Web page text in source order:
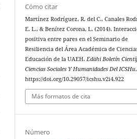
Cómo citar
Martínez Rodríguez, R. del C., Canales
E. L., & Benítez Corona, L. (2014).
positiva entre pares en el Seminario de
Resiliencia del Área Académica de
Educación de la UAEH. Edähi Boletín
Ciencias Sociales Y Humanidades Del ICSHu
https://doi.org/10.29057/icshu.v2i4.922
Más formatos de cita
Número